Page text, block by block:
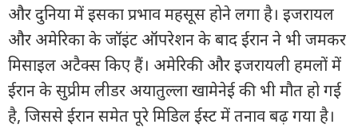
वीडियो
ट्रेंडिंग
बिजनेस
न्यूज
पर्सनल
और दुनिया में इसका प्रभाव महसूस होने लगा है। इजरायल
और अमेरिका के जॉइंट ऑपरेशन के बाद ईरान ने भी जमकर
मिसाइल अटैक्स किए हैं। अमेरिकी और इजरायली हमलों में
ईरान के सुप्रीम लीडर अयातुल्ला खामेनेई की भी मौत हो गई
है, जिससे ईरान समेत पूरे मिडिल ईस्ट में तनाव बढ़ गया है।